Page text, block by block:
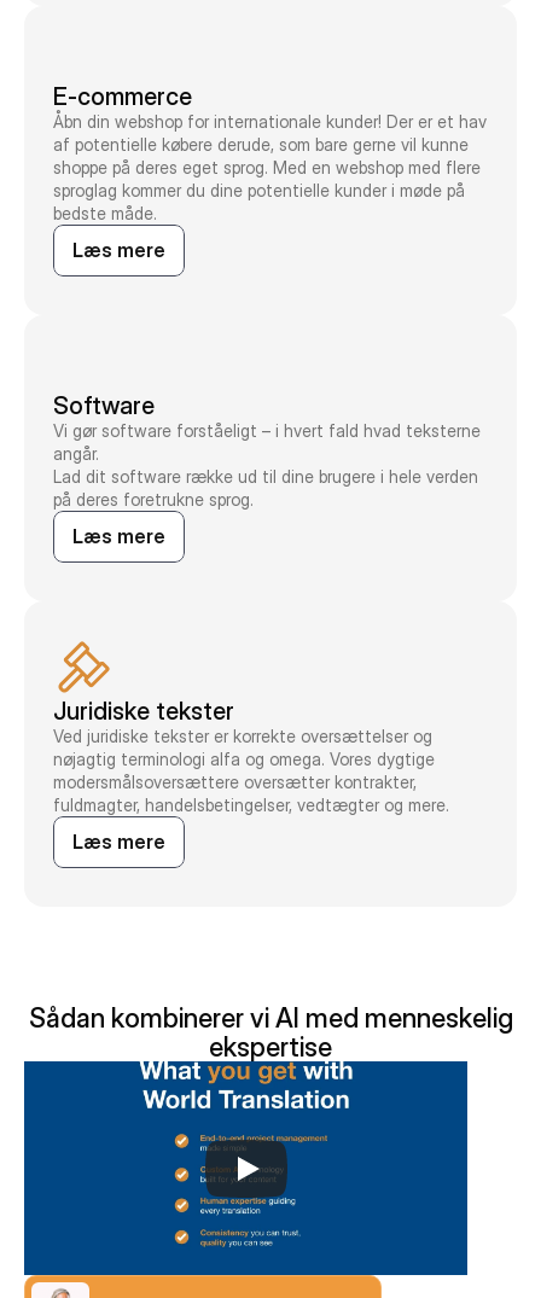
E-commerce
Åbn din webshop for internationale kunder! Der er et hav
af potentielle købere derude, som bare gerne vil kunne
shoppe på deres eget sprog. Med en webshop med flere
sproglag kommer du dine potentielle kunder i møde på
bedste måde.
Læs mere
Software
Vi gør software forståeligt – i hvert fald hvad teksterne
angår.
Lad dit software række ud til dine brugere i hele verden
på deres foretrukne sprog.
Læs mere
Juridiske tekster
Ved juridiske tekster er korrekte oversættelser og
nøjagtig terminologi alfa og omega. Vores dygtige
modersmålsoversættere oversætter kontrakter,
fuldmagter, handelsbetingelser, vedtægter og mere.
Læs mere
Sådan kombinerer vi AI med menneskelig
ekspertise